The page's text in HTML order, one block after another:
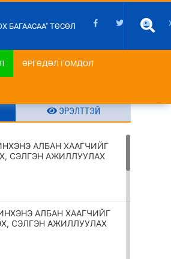
БАГААСАА" ТӨСӨЛ
ӨРГӨДӨЛ ГОМДОЛ
ЭРЭЛТТЭЙ
АЛБАН ХААГЧИЙГ
СЭЛГЭН АЖИЛЛУУЛАХ
АЛБАН ХААГЧИЙГ
СЭЛГЭН АЖИЛЛУУЛАХ